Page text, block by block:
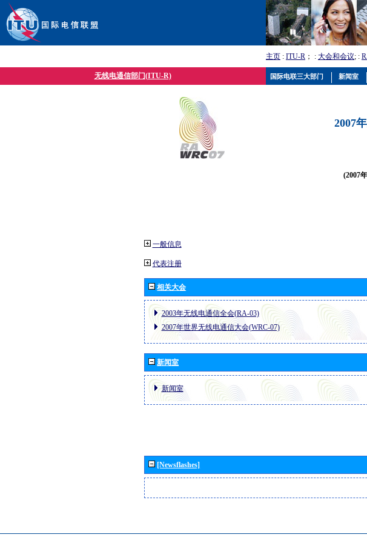
主页 : ITU-R ； : 大会和会议; :
无线电通信部门(ITU-R)
2007
(2007
一般信息
代表注册
相关大会
2003年无线电通信全会(RA-03)
2007年世界无线电通信大会(WRC-07)
新闻室
新闻室
[Newsflashes]
国际电联三大部门 新闻室